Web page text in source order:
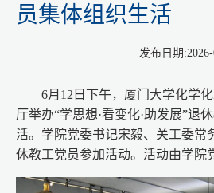
员集体组织生活
发布日期
6月12日下午，厦门大学化学
厅举办“学思想·看变化·助发展”退
活。学院党委书记宋毅、关工委常
休教工党员参加活动。活动由学院